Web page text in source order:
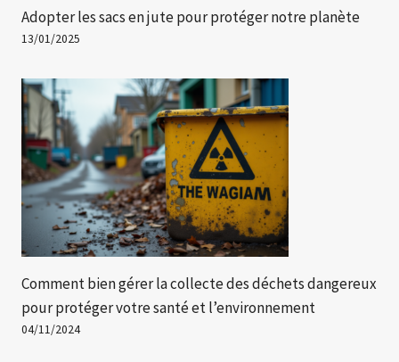
Adopter les sacs en jute pour protéger notre planète
13/01/2025
Comment bien gérer la collecte des déchets dangereux
pour protéger votre santé et l’environnement
04/11/2024